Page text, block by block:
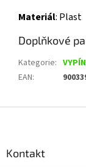
Materiál: Plast
Doplňkové
Kategorie:
EAN:
Kontakt